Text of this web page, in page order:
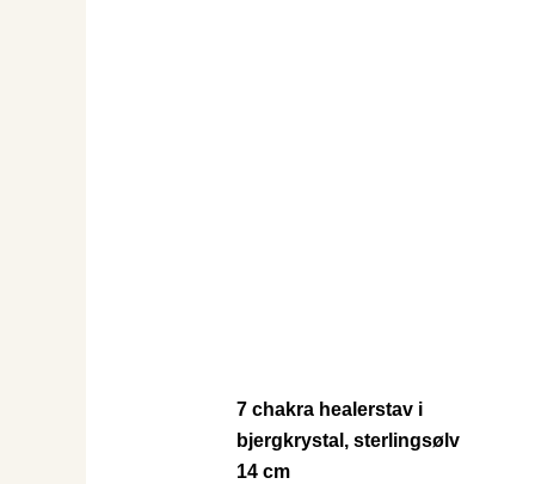
7 chakra healerstav i
bjergkrystal, sterlingsølv
14 cm